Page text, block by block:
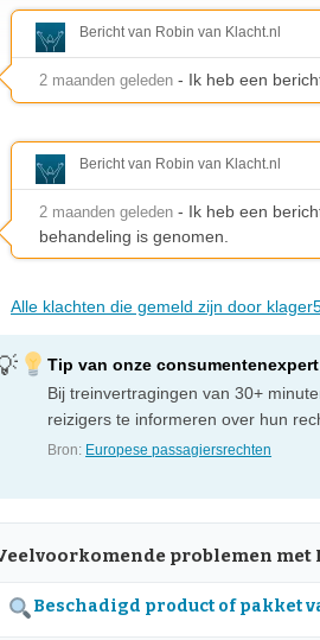
Bericht van Robin van Klacht.nl
2 maanden geleden - Ik heb een
Bericht van Robin van Klacht.nl
2 maanden geleden - Ik heb een
behandeling is genomen.
Alle klachten die gemeld zijn door
Tip van onze consumentenexpert
Bij treinvertragingen van 30+
reizigers te informeren over hun
Bron: Europese passagiersrechten
problemen met
Beschadigd product of pakket